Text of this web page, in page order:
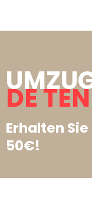
DE
Erhalten
50€!